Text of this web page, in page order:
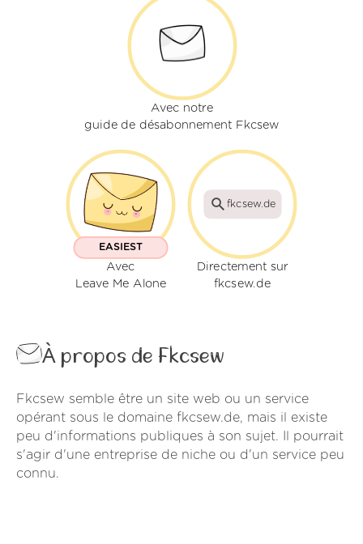
Avec notre
guide de désabonnement Fkcsew
EASIEST
Avec
Leave Me Alone
fkcsew.de
Directement sur
fkcsew.de
À propos de Fkcsew
Fkcsew semble être un site web ou un service
opérant sous le domaine fkcsew.de, mais il existe
peu d'informations publiques à son sujet. Il pourrait
s'agir d'une entreprise de niche ou d'un service peu
connu.